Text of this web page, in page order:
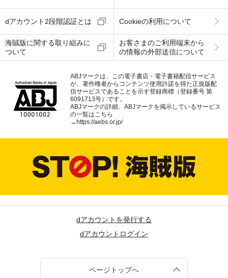
dアカウント2段階認証とは Cookieの利用について
海賊版に関する取り組みに
ついて
お客さまのご利用端末から
の情報の外部送信について
ABJマークは、この電子書店・電子書籍配信サービス
が、著作権者からコンテンツ使用許諾を得た正規版配
信サービスであることを示す登録商標（登録番号 第
6091713号）です。
ABJマークの詳細、ABJマークを掲示しているサービス
の一覧はこちら
→https://aebs.or.jp/
dアカウントを発行する
dアカウントログイン
ページトップへ